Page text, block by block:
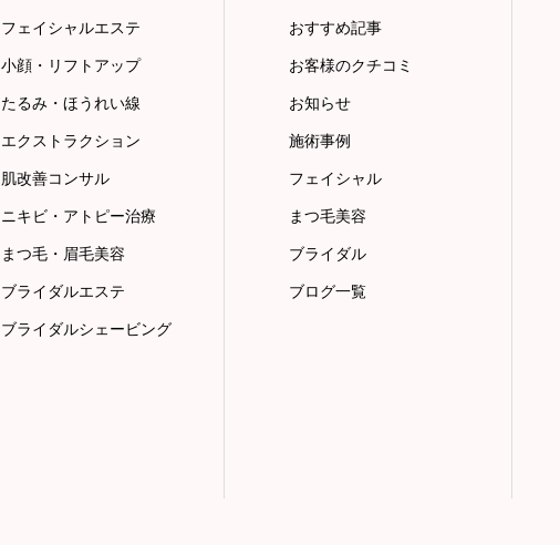
フェイシャルエステ
小顔・リフトアップ
たるみ・ほうれい線
エクストラクション
肌改善コンサル
ニキビ・アトピー治療
まつ毛・眉毛美容
ブライダルエステ
ブライダルシェービング
おすすめ記事
お客様のクチコミ
お知らせ
施術事例
フェイシャル
まつ毛美容
ブライダル
ブログ一覧